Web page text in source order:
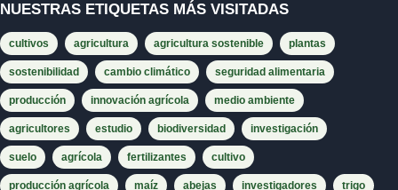
NUESTRAS ETIQUETAS MÁS VISITADAS
cultivos agricultura agricultura sostenible plantas
sostenibilidad cambio climático seguridad alimentaria
producción innovación agrícola medio ambiente
agricultores estudio biodiversidad investigación
suelo agrícola fertilizantes cultivo
producción agrícola maíz abejas investigadores trigo